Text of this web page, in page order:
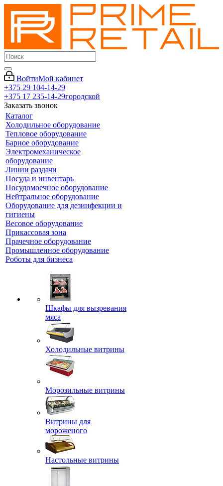
ВойтиМой кабинет
+375 29 104-14-29
+375 17 235-14-29городской
Заказать звонок
Каталог
Холодильное оборудование
Тепловое оборудование
Барное оборудование
Электромеханическое
оборудование
Линии раздачи
Посуда и инвентарь
Посудомоечное оборудование
Нейтральное оборудование
Оборудование для дезинфекции и
гигиены
Весовое оборудование
Прикассовая зона
Прачечное оборудование
Промышленное оборудование
Роботы для бизнеса
Шкафы для вызревания
мяса
Холодильные витрины
Морозильные витрины
Витрины для
мороженого
Настольные витрины